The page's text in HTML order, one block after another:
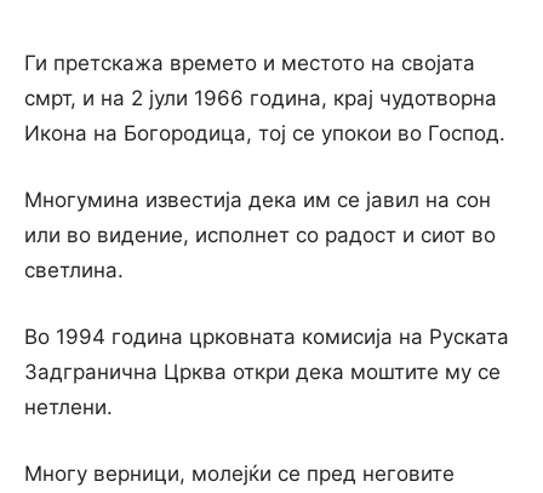
Ги претскажа времето и местото на својата
смрт, и на 2 јули 1966 година, крај чудотворна
Икона на Богородица, тој се упокои во Господ.
Многумина известија дека им се јавил на сон
или во видение, исполнет со радост и сиот во
светлина.
Во 1994 година црковната комисија на Руската
Задгранична Црква откри дека моштите му се
нетлени.
Многу верници, молејќи се пред неговите